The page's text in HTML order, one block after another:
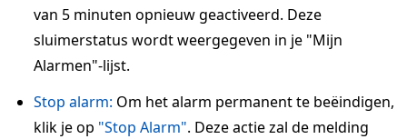
van 5 minuten opnieuw geactiveerd. Deze
sluimerstatus wordt weergegeven in je "Mijn
Alarmen"-lijst.
Stop alarm: Om het alarm permanent te beëindigen,
klik je op "Stop Alarm". Deze actie zal de melding